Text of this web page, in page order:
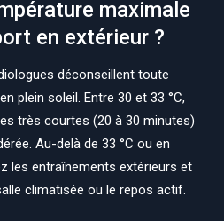
maximale
en extérieur ?
déconseillent toute
plein soleil. Entre 30 et 33 °C,
très courtes (20 à 30 minutes)
Au-delà de 33 °C ou en
les entraînements extérieurs et
climatisée ou le repos actif.